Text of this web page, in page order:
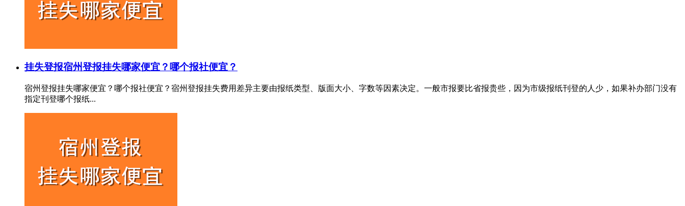
挂失登报宿州登报挂失哪家便宜？哪个报社便宜？
宿州登报挂失哪家便宜？哪个报社便宜？宿州登报挂失费用差异主要由报纸类型、版面大小、字数等因素决定。一般市报要比省报贵些，因为市级报纸刊登的人少，如果补办部门没有
指定刊登哪个报纸...